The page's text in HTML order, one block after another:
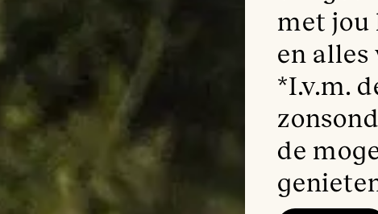
met jou
en alles
*I.v.m.
de